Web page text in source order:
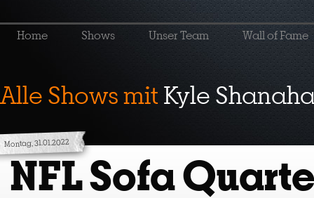
Home Shows Unser Team Wall of Fame
Alle Shows mitKyle
Montag, 31.01.2022
NFL Sofa